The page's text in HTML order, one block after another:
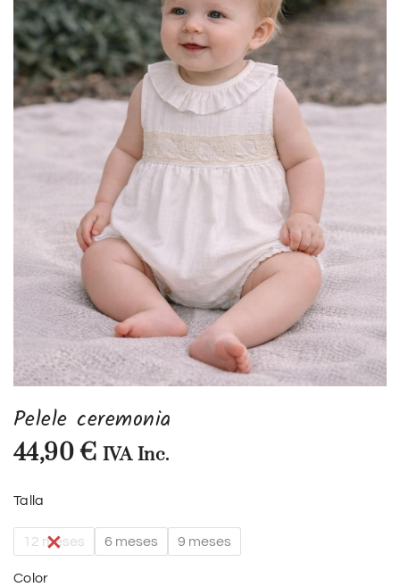
Pelele ceremonia
44,90 € IVA Inc.
Talla
12 meses 6 meses 9 meses
Color